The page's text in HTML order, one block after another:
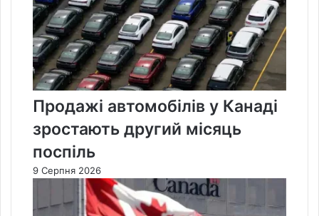
Продажі автомобілів у Канаді
зростають другий місяць
поспіль
9 Серпня 2026